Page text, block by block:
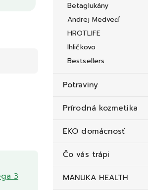
Betaglukány
Andrej Medveď
HROTLIFE
Ihličkovo
Bestsellers
Potraviny
Prírodná kozmetika
EKO domácnosť
Čo vás trápi
MANUKA HEALTH
3